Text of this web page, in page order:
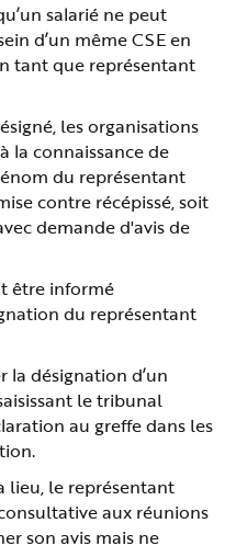
salarié ne peut
d’un même CSE en
tant que représentant
les organisations
la connaissance de
du représentant
contre récépissé, soit
demande d'avis de
être informé
du représentant
la désignation d’un
le tribunal
au greffe dans les
lieu, le représentant
aux réunions
son avis mais ne